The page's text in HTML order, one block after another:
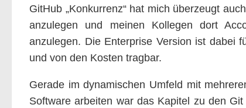
GitHub „Konkurrenz“ hat mich überzeugt
anzulegen und meinen Kollegen dort
anzulegen. Die Enterprise Version ist dabei
und von den Kosten tragbar.
Gerade im dynamischen Umfeld mit
Software arbeiten war das Kapitel zu den